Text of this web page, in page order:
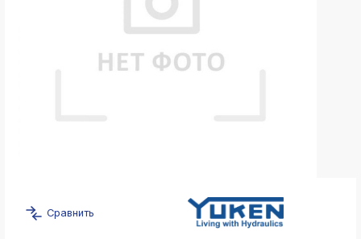
ksldkfjsdlfkjsls;ldfkgjsdl;kfkфыва
ksldkfjsdlfkjsls;ldfkgjsdl;kfkфыва
ksldkfjsdlfkjsls;ldfkgjsdl;kfkфыва
Сравнить